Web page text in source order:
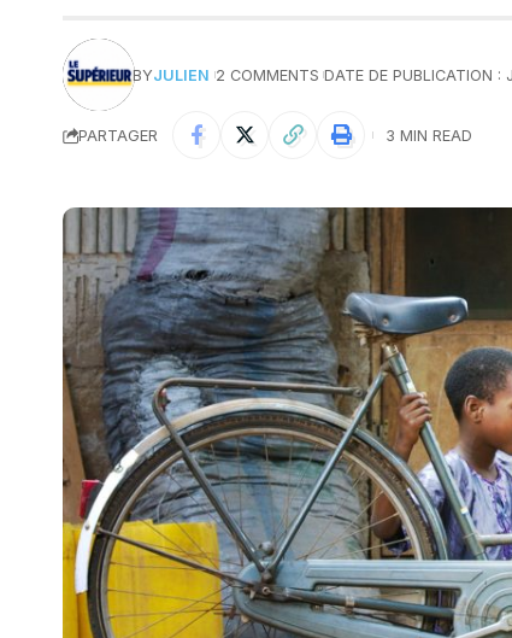
BYJULIEN 2 COMMENTS DATE DE PUBLICATION
PARTAGER 3 MIN READ